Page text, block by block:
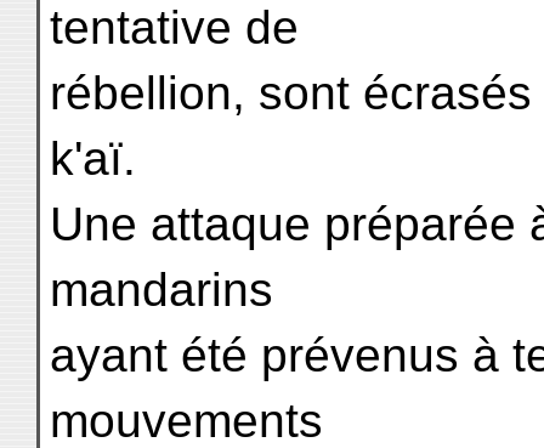
tentative de
rébellion, sont
k'aï.
Une attaque préparée
mandarins
ayant été prévenus à
mouvements